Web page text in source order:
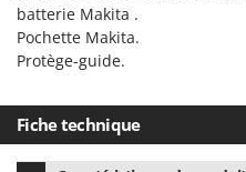
Unger
V
Vesco
Volpi
batterie Makita .
Pochette Makita.
Protège-guide.
Fiche technique